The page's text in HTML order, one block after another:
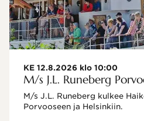
KE 12.8.2026 klo 10:00
M/s J.L. Runeberg
M/s J.L. Runeberg kulkee
Porvooseen ja Helsinkiin.